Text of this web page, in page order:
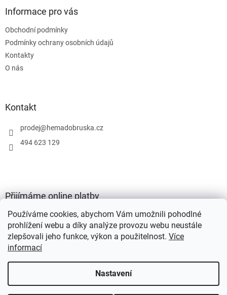
Používáme cookies, abychom Vám umožnili pohodlné
prohlížení webu a díky analýze provozu webu neustále
zlepšovali jeho funkce, výkon a použitelnost. Více
informací
Nastavení
Informace pro vás
Obchodní podmínky
Podmínky ochrany osobních údajů
Kontakty
O nás
Kontakt
prodej@hemadobruska.cz
494 623 129
Přijímáme online platby